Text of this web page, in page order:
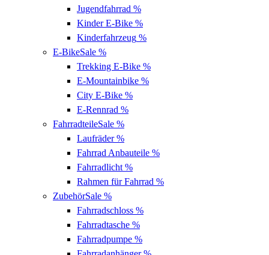
Jugendfahrrad %
Kinder E-Bike %
Kinderfahrzeug %
E-BikeSale %
Trekking E-Bike %
E-Mountainbike %
City E-Bike %
E-Rennrad %
FahrradteileSale %
Laufräder%
Fahrrad Anbauteile %
Fahrradlicht %
Rahmen für Fahrrad %
ZubehörSale %
Fahrradschloss %
Fahrradtasche %
Fahrradpumpe %